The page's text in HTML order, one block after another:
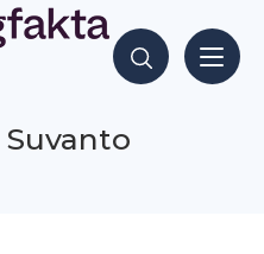
Hae sisältöjä